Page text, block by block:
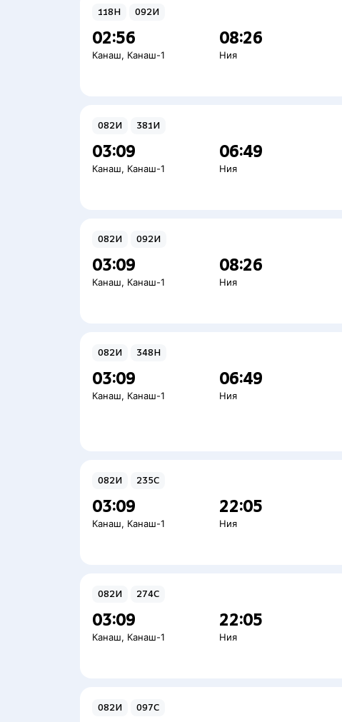
118Н 092И
02:56
Канаш, Канаш-1
08:26
Ния
082И 381И
03:09
Канаш, Канаш-1
06:49
Ния
082И 092И
03:09
Канаш, Канаш-1
08:26
Ния
082И 348Н
03:09
Канаш, Канаш-1
06:49
Ния
082И 235С
03:09
Канаш, Канаш-1
22:05
Ния
082И 274С
03:09
Канаш, Канаш-1
22:05
Ния
082И 097С